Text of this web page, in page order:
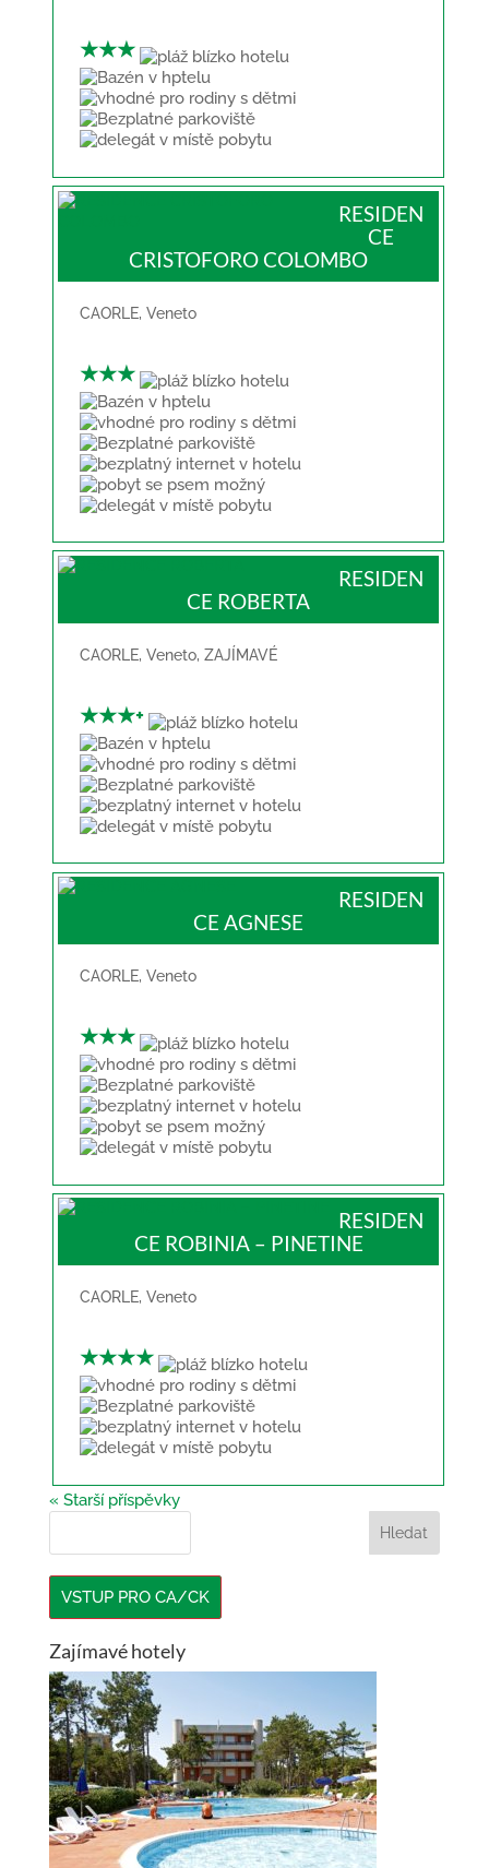
★★★
RESIDEN
CE
CRISTOFORO COLOMBO
CAORLE, Veneto
★★★
RESIDEN
CE ROBERTA
CAORLE, Veneto, ZAJÍMAVÉ
★★★+
RESIDEN
CE AGNESE
CAORLE, Veneto
★★★
RESIDEN
CE ROBINIA – PINETINE
CAORLE, Veneto
★★★★
« Starší příspěvky
VSTUP PRO CA/CK
Zajímavé hotely